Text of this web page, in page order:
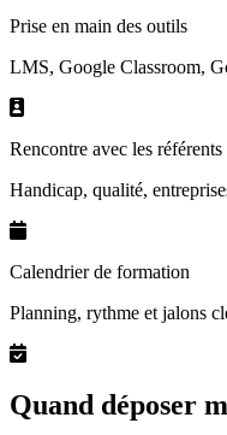
Prise en main des outils
LMS, Google Classroom,
Rencontre avec les référents
Handicap, qualité,
Calendrier de formation
Planning, rythme et jalons
Quand déposer